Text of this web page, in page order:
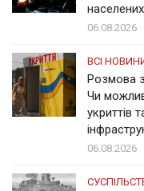
06.08.2026
ВСІ
Розмова
Чи
укриттів
06.08.2026